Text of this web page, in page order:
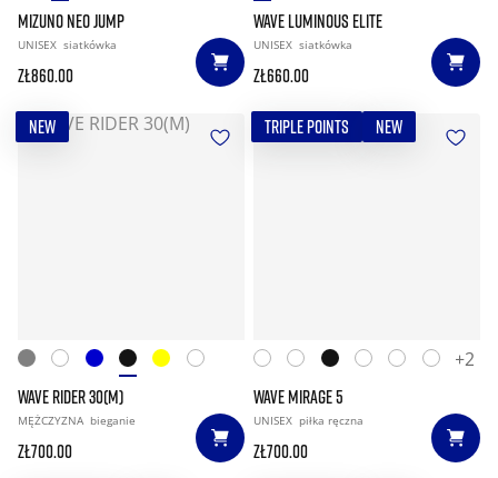
MIZUNO NEO JUMP
UNISEX siatkówka
zł860.00
WAVE LUMINOUS ELITE
UNISEX siatkówka
zł660.00
NEW
WAVE RIDER 30(M)
MĘŻCZYZNA bieganie
zł700.00
TRIPLE POINTS NEW
+2
WAVE MIRAGE 5
UNISEX piłka ręczna
zł700.00